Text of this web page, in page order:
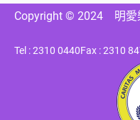
Copyright © 2024 明
Tel : 2310 0440Fax : 2310